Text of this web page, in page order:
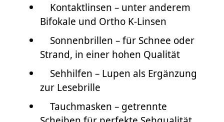
Kontaktlinsen – unter anderem
Bifokale und Ortho K-Linsen
Sonnenbrillen – für Schnee oder
Strand, in einer hohen Qualität
Sehhilfen – Lupen als Ergänzung
zur Lesebrille
Tauchmasken – getrennte